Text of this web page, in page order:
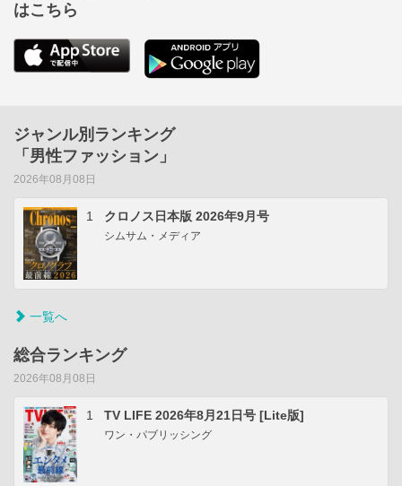
はこちら
ジャンル別ランキング
「男性ファッション」
2026年08月08日
1 クロノス日本版 2026年9月号
シムサム・メディア
一覧へ
総合ランキング
2026年08月08日
1 TV LIFE 2026年8月21日号 [Lite版]
ワン・パブリッシング